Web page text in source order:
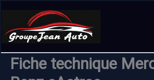
contenu
Fiche technique